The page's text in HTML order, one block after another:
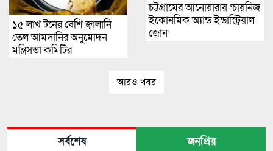
১৫ লাখ টনের বেশি জ্বালানি
তেল আমদানির অনুমোদন
মন্ত্রিসভা কমিটির
চট্টগ্রামের আনোয়ারায় ‘চায়নিজ
ইকোনমিক অ্যান্ড ইন্ডাস্ট্রিয়াল
জোন’
আরও খবর
সর্বশেষ জনপ্রিয়